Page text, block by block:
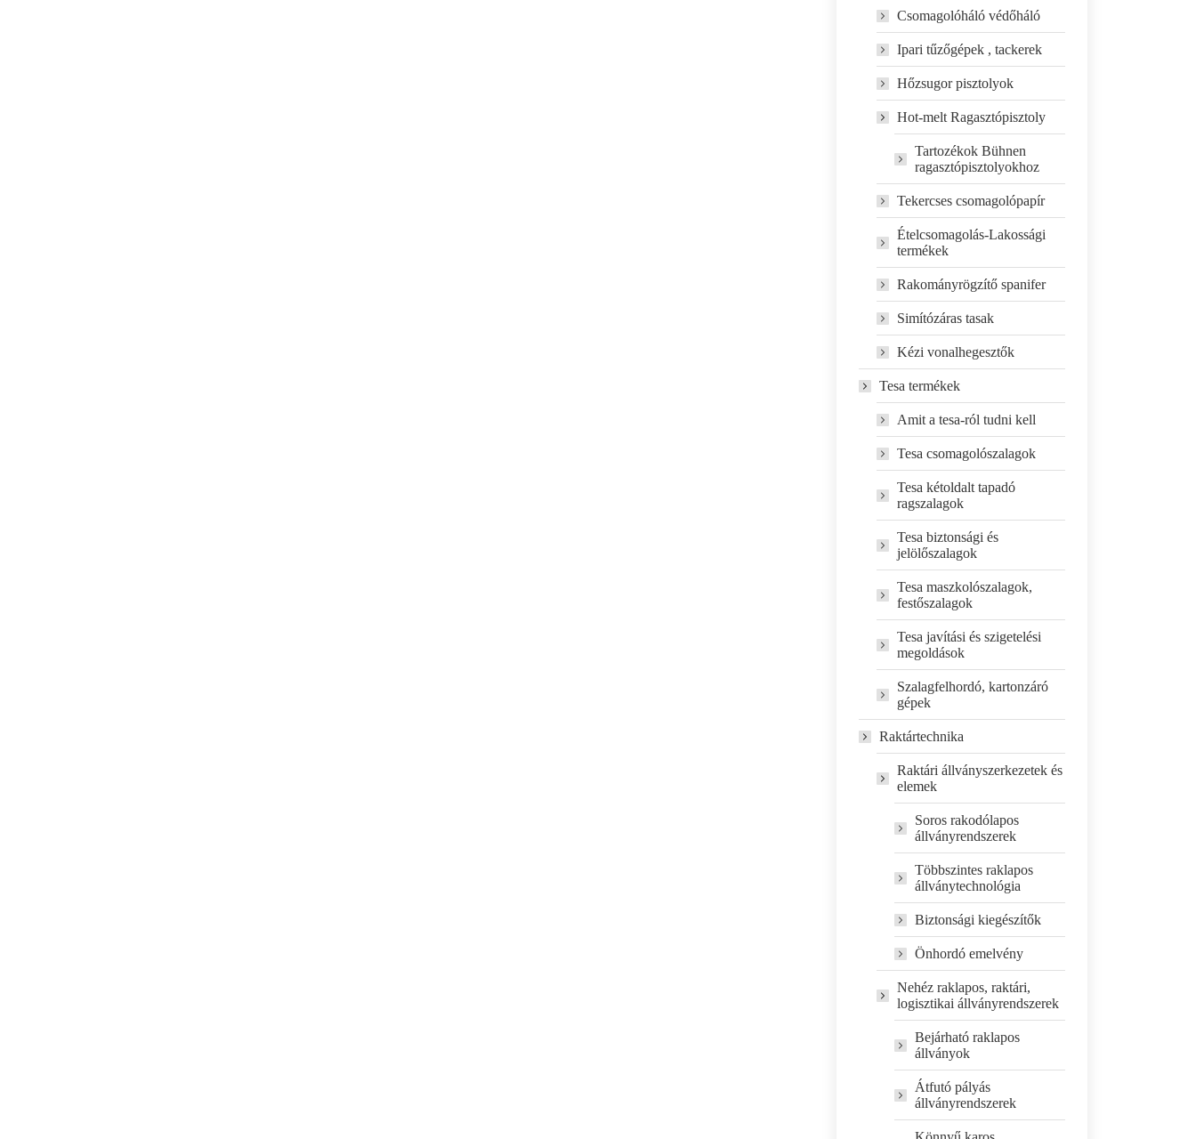
Csomagolóháló védőháló
Ipari tűzőgépek , tackerek
Hőzsugor pisztolyok
Hot-melt Ragasztópisztoly
Tartozékok Bühnen
ragasztópisztolyokhoz
Tekercses csomagolópapír
Ételcsomagolás-Lakossági
termékek
Rakományrögzítő spanifer
Simítózáras tasak
Kézi vonalhegesztők
Tesa termékek
Amit a tesa-ról tudni kell
Tesa csomagolószalagok
Tesa kétoldalt tapadó
ragszalagok
Tesa biztonsági és
jelölőszalagok
Tesa maszkolószalagok,
festőszalagok
Tesa javítási és szigetelési
megoldások
Szalagfelhordó, kartonzáró
gépek
Raktártechnika
Raktári állványszerkezetek és
elemek
Soros rakodólapos
állványrendszerek
Többszintes raklapos
állványtechnológia
Biztonsági kiegészítők
Önhordó emelvény
Nehéz raklapos, raktári,
logisztikai állványrendszerek
Bejárható raklapos
állványok
Átfutó pályás
állványrendszerek